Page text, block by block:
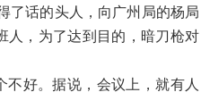
了话的头人，向广州局的杨局
人，为了达到目的，暗刀枪对
好。据说，会议上，就有人